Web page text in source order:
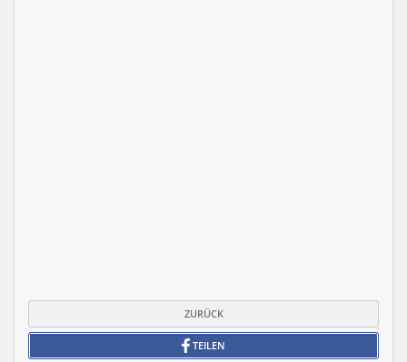
ZURÜCK
TEILEN